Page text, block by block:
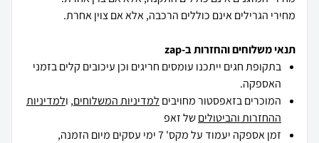
מחירי הגרילים אינם כוללים הרכבה, אלא אם צוין אחרת.
תנאי משלוחים והחזרות ב-zap
בתקופת חגים ייתכנו עומסים חריגים וכן עיכובים קלים בזמני
האספקה.
המוכרים בזאפסטור מחויבים למדיניות המשלוחים, ולמדיניות
ההחזרות והביטוליםשל זאפ
זמן אספקה יעמוד על מקס' 7 ימי עסקים מיום הזמנה,